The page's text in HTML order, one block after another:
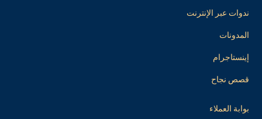
ندوات عبر الإنترنت
المدونات
إينستاجرام
قصص نجاح
بوابة العملاء